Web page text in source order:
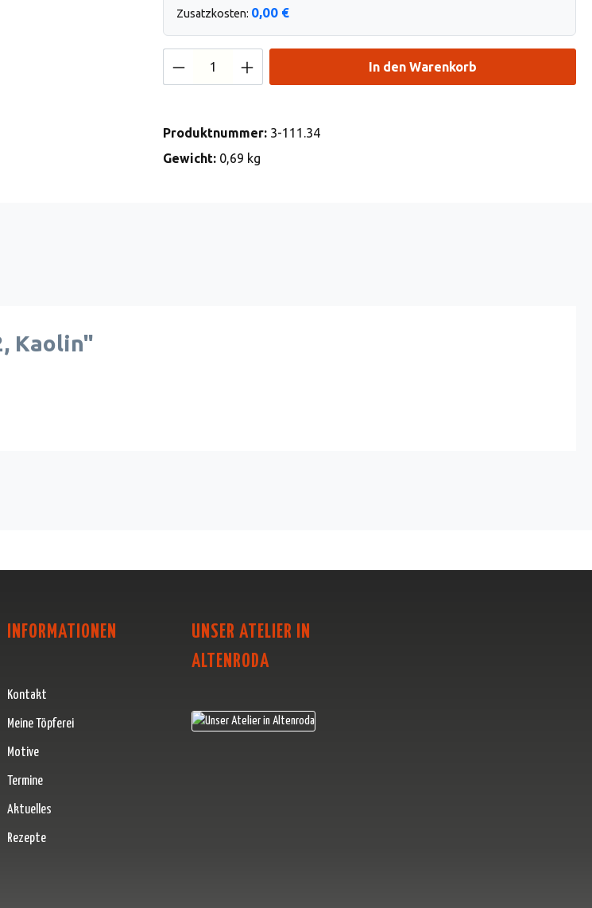
Zusatzkosten: 0,00 €
Produkt Anzahl: Gib den gewünschten Wert
In den Warenkorb
Produktnummer: 3-111.34
Gewicht: 0,69 kg
Kaolin"
INFORMATIONEN
Kontakt
Meine Töpferei
Motive
Termine
Aktuelles
Rezepte
UNSER ATELIER IN
ALTENRODA